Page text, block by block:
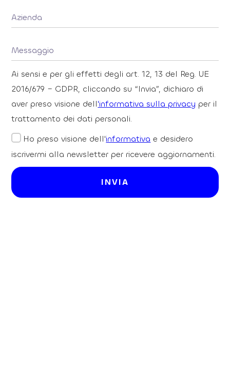
Ai sensi e per gli effetti degli art. 12, 13 del Reg. UE
2016/679 – GDPR, cliccando su “Invia”, dichiaro di
aver preso visione dell'informativa sulla privacy per il
trattamento dei dati personali.
Ho preso visione dell'informativa e desidero
iscrivermi alla newsletter per ricevere aggiornamenti.